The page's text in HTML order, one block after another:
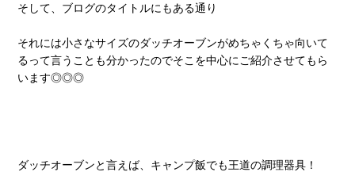
そして、ブログのタイトルにもある通り
それには小さなサイズのダッチオーブンがめちゃくちゃ向いて
るって言うことも分かったのでそこを中心にご紹介させてもら
います◎◎◎
ダッチオーブンと言えば、キャンプ飯でも王道の調理器具！